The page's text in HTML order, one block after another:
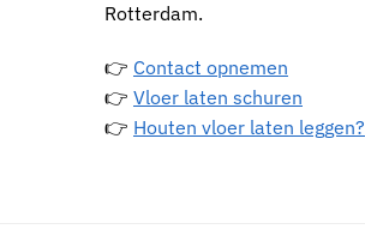
Rotterdam.
👉 Contact opnemen
👉 Vloer laten schuren
👉 Houten vloer laten leggen?